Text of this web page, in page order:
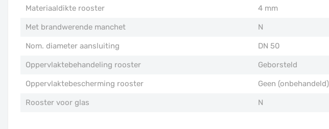
Materiaaldikte rooster 4 mm
Met brandwerende manchet N
Nom. diameter aansluiting DN 50
Oppervlaktebehandeling rooster Geborsteld
Oppervlaktebescherming rooster Geen (onbehandeld)
Rooster voor glas N